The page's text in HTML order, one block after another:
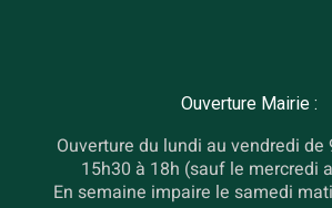
Ouverture Mairie :
Ouverture du lundi au vendredi de
15h30 à 18h (sauf le mercredi
En semaine impaire le samedi